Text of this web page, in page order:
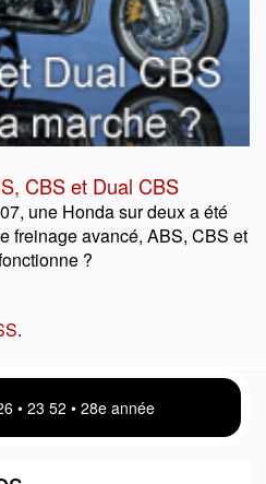
CBS et Dual CBS
une Honda sur deux a été
freinage avancé, ABS, CBS et
?
.
• 23 52 • 28e année